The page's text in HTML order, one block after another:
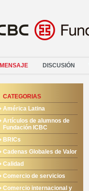
MENSAJE DISCUSIÓN
CATEGORIAS
América Latina
Artículos de alumnos de
Fundación ICBC
BRICs
Cadenas Globales de Valor
Calidad
Comercio de servicios
Comercio internacional y